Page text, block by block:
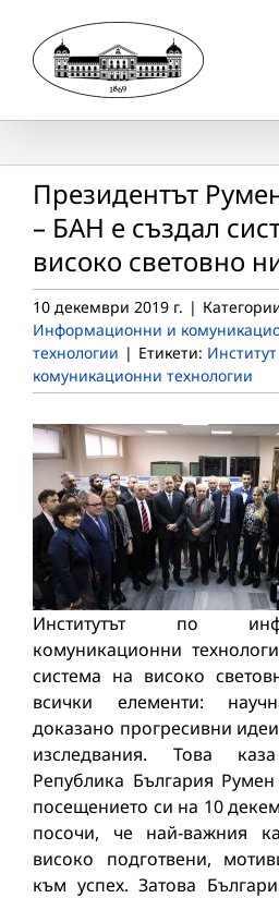
content
Президентът
– БАН е създал
високо световно
10 декември 2019 г. |
Информационни и
технологии | Етикети:
комуникационни технологии
Институтът по
комуникационни
система на високо
всички елементи:
доказано прогресивни
изследвания. Това
Република България
посещението си на 10
посочи, че най-важния
високо подготвени,
към успех. Затова